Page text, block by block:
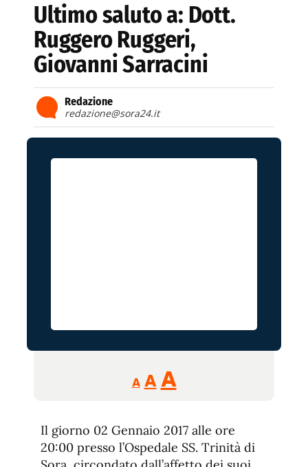
Ultimo saluto a: Dott.
Ruggero Ruggeri,
Giovanni Sarracini
Redazione
redazione@sora24.it
A
Reducir
tamaño
A Restablecer
de
fuente
AAumentar
de
Il giorno 02 Gennaio 2017 alle ore
20:00 presso l’Ospedale SS. Trinità di